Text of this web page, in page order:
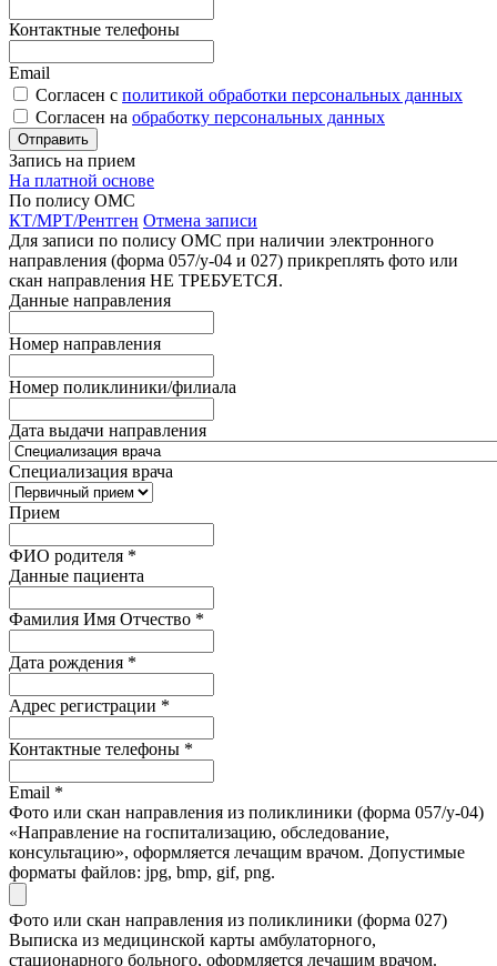
Контактные телефоны
Email
Согласен с политикой обработки персональных данных
Согласен на обработку персональных данных
Запись на прием
На платной основе
По полису ОМС
КТ/МРТ/Рентген Отмена записи
Для записи по полису ОМС при наличии электронного
направления (форма 057/у-04 и 027) прикреплять фото или
скан направления НЕ ТРЕБУЕТСЯ.
Данные направления
Номер направления
Номер поликлиники/филиала
Дата выдачи направления
Специализация врача
Прием
ФИО родителя *
Данные пациента
Фамилия Имя Отчество *
Дата рождения *
Адрес регистрации *
Контактные телефоны *
Email *
Фото или скан направления из поликлиники (форма 057/у-04)
«Направление на госпитализацию, обследование,
консультацию», оформляется лечащим врачом. Допустимые
форматы файлов: jpg, bmp, gif, png.
Фото или скан направления из поликлиники (форма 027)
Выписка из медицинской карты амбулаторного,
стационарного больного, оформляется лечащим врачом.